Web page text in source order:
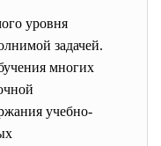
уровня
задачей.
многих
учебно-